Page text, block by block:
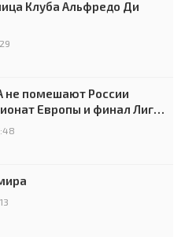
Клуба Альфредо Ди
не помешают России
Европы и финал Лиги